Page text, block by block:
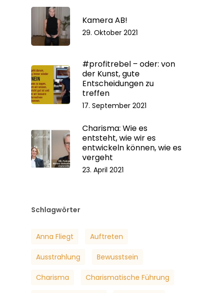
Kamera AB!
29. Oktober 2021
#profitrebel – oder: von
der Kunst, gute
Entscheidungen zu
treffen
17. September 2021
Charisma: Wie es
entsteht, wie wir es
entwickeln können, wie es
vergeht
23. April 2021
Schlagwörter
Anna Fliegt Auftreten
Ausstrahlung Bewusstsein
Charisma Charismatische Führung